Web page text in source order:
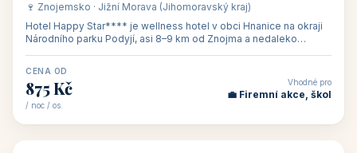
🍷 Znojemsko · Jižní Morava (Jihomoravský kraj)
Hotel Happy Star**** je wellness hotel v obci Hnanice na okraji
Národního parku Podyjí, asi 8–9 km od Znojma a nedaleko
CENA OD
875 Kč
/ noc / os.
Vhodné pro
💼 Firemní akce, škol